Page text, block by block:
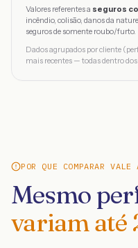
Valores referentes a seguros
incêndio, colisão, danos da
seguros de somente roubo/furto.
Dados agrupados por cliente
mais recentes — todas dentro
POR QUE COMPARAR VALE
Mesmo
variam até